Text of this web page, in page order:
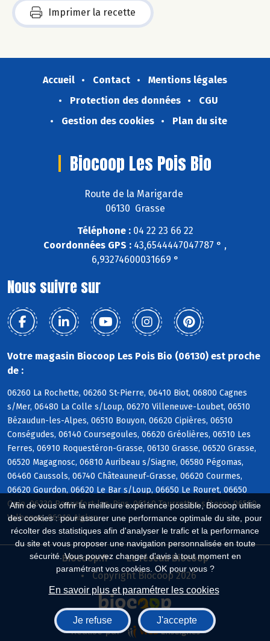
Afin de vous offrir la meilleure expérience possible, Biocoop utilise
des cookies : pour assurer une performance optimale du site, pour
récolter des statistiques afin d'analyser le trafic et la performance
du site et vous proposer une navigation personnalisée en toute
sécurité. Vous pouvez changer d'avis à tout moment en
paramétrant vos cookies. OK pour vous ?
En savoir plus et paramétrer les cookies
Je refuse J'accepte
Imprimer la recette
Accueil Contact
Mentions légales
Protection des données
CGU
Gestion des cookies
Plan du site
Biocoop Les Pois Bio
Route de la Marigarde
06130 Grasse
Téléphone :04 22 23 66 22
Coordonnées GPS : 43,6544447047787 ° ,
6,93274600031669 °
Nous suivre sur
Votre magasin Biocoop Les Pois Bio (06130) est proche
de :
06260 La Rochette, 06260 St-Pierre, 06410 Biot, 06800 Cagnes
s/Mer, 06480 La Colle s/Loup, 06270 Villeneuve-Loubet, 06510
Bézaudun-les-Alpes, 06510 Bouyon, 06620 Cipières, 06510
Conségudes, 06140 Coursegoules, 06620 Gréolières, 06510 Les
Ferres, 06910 Roquestéron-Grasse, 06130 Grasse, 06520 Grasse,
06520 Magagnosc, 06810 Auribeau s/Siagne, 06580 Pégomas,
06460 Caussols, 06740 Châteauneuf-Grasse, 06620 Courmes,
06620 Gourdon, 06620 Le Bar s/Loup, 06650 Le Rouret, 06650
Opio, 06330 Roquefort-les-Pins, 06140 Tourrettes s/Loup, 06560
Valbonne, 06910 Aiglun
Biocoop.fr
Le réseau Biocoop
Copyright Biocoop 2026
Réalisé par